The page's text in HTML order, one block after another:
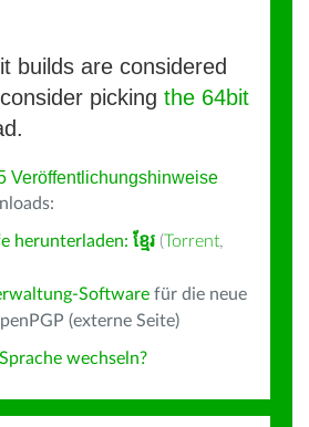
builds are considered
picking the 64bit
Veröffentlichungshinweise
herunterladen: ខ្មែរ (Torrent,
Software für die neue
(externe Seite)
wechseln?